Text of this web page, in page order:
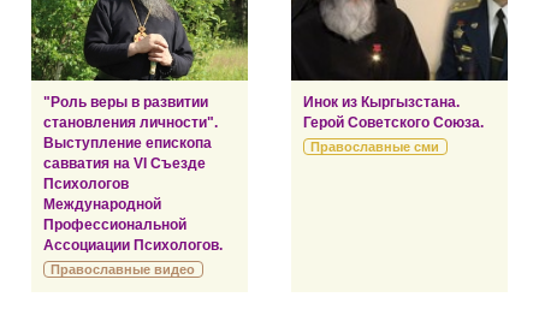
"Роль веры в развитии
становления личности".
Выступление епископа
савватия на VI Съезде
Психологов
Международной
Профессиональной
Ассоциации Психологов.
Православные видео
Инок из Кыргызстана.
Герой Советского Союза.
Православные сми